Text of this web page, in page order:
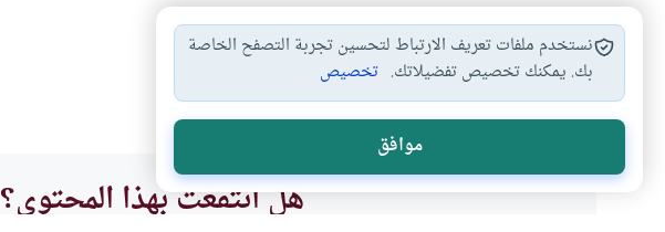
هل انتفعت بهذا المحتوى؟
نستخدم ملفات تعريف الارتباط لتحسين تجربة التصفح الخاصة
بك. يمكنك تخصيص تفضيلاتك. تخصيص
موافق